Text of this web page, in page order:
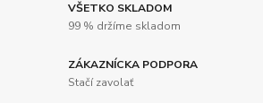
VŠETKO SKLADOM
99 % držíme skladom
ZÁKAZNÍCKA PODPORA
Stačí zavolať